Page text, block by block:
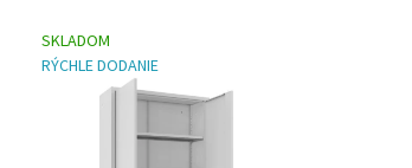
SKLADOM
RÝCHLE DODANIE